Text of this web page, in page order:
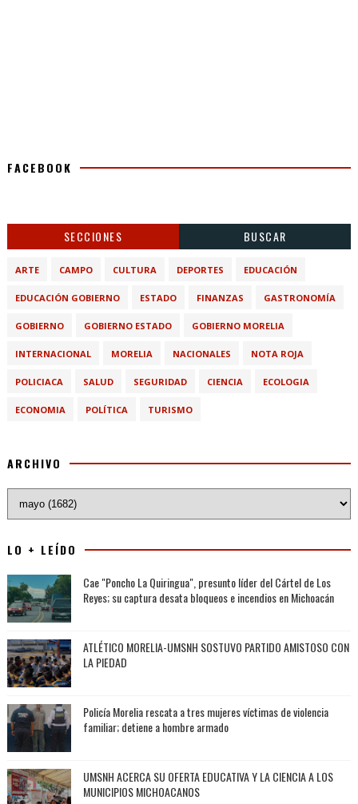
FACEBOOK
SECCIONES BUSCAR
ARTE CAMPO CULTURA DEPORTES EDUCACIÓN
EDUCACIÓN GOBIERNO ESTADO FINANZAS GASTRONOMÍA
GOBIERNO GOBIERNO ESTADO GOBIERNO MORELIA
INTERNACIONAL MORELIA NACIONALES NOTA ROJA
POLICIACA SALUD SEGURIDAD CIENCIA ECOLOGIA
ECONOMIA POLÍTICA TURISMO
ARCHIVO
LO + LEÍDO
Cae "Poncho La Quiringua", presunto líder del Cártel de Los
Reyes; su captura desata bloqueos e incendios en Michoacán
ATLÉTICO MORELIA-UMSNH SOSTUVO PARTIDO AMISTOSO CON
LA PIEDAD
Policía Morelia rescata a tres mujeres víctimas de violencia
familiar; detiene a hombre armado
UMSNH ACERCA SU OFERTA EDUCATIVA Y LA CIENCIA A LOS
MUNICIPIOS MICHOACANOS